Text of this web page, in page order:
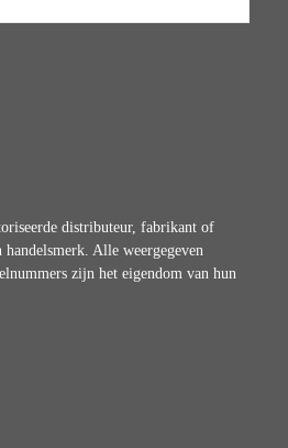
distributeur, fabrikant of
Alle weergegeven
zijn het eigendom van hun